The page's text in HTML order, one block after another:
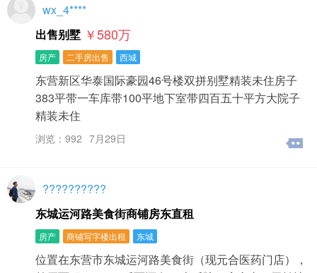
wx_4****
出售别墅 ￥580万
房产 二手房出售 西城
东营新区华泰国际豪园46号楼双拼别墅精装未住房子
383平带一车库带100平地下室带四百五十平方大院子
精装未住
浏览：992 7月29日
??????????
东城运河路美食街商铺房东直租
房产 商铺写字楼出租 东城
位置在东营市东城运河路美食街（现元合医药门店），